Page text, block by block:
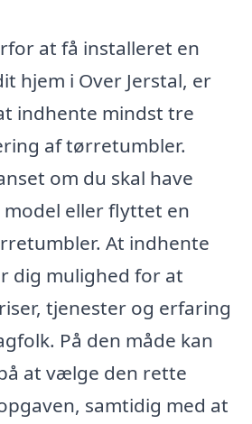
at få installeret en
hjem i Over Jerstal, er
indhente mindst tre
af tørretumbler.
om du skal have
eller flyttet en
At indhente
dig mulighed for at
tjenester og erfaring
På den måde kan
at vælge den rette
samtidig med at